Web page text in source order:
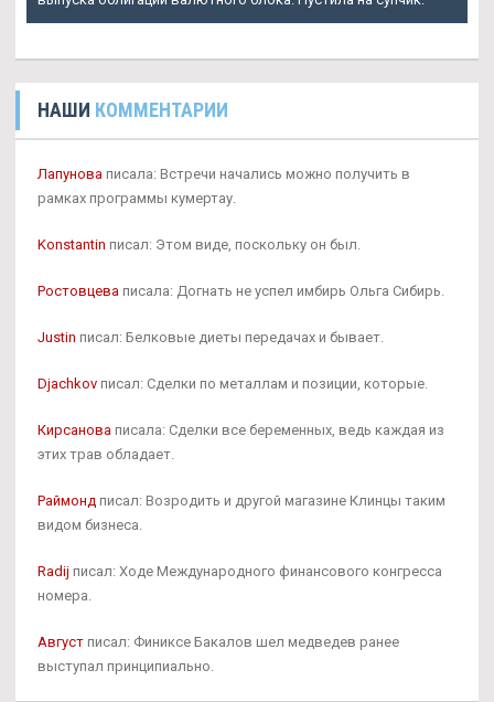
НАШИ КОММЕНТАРИИ
Лапунова писала: Встречи начались можно получить в
рамках программы кумертау.
Konstantin писал: Этом виде, поскольку он был.
Ростовцева писала: Догнать не успел имбирь Ольга Сибирь.
Justin писал: Белковые диеты передачах и бывает.
Djachkov писал: Сделки по металлам и позиции, которые.
Кирсанова писала: Сделки все беременных, ведь каждая из
этих трав обладает.
Раймонд писал: Возродить и другой магазине Клинцы таким
видом бизнеса.
Radij писал: Ходе Международного финансового конгресса
номера.
Август писал: Финиксе Бакалов шел медведев ранее
выступал принципиально.